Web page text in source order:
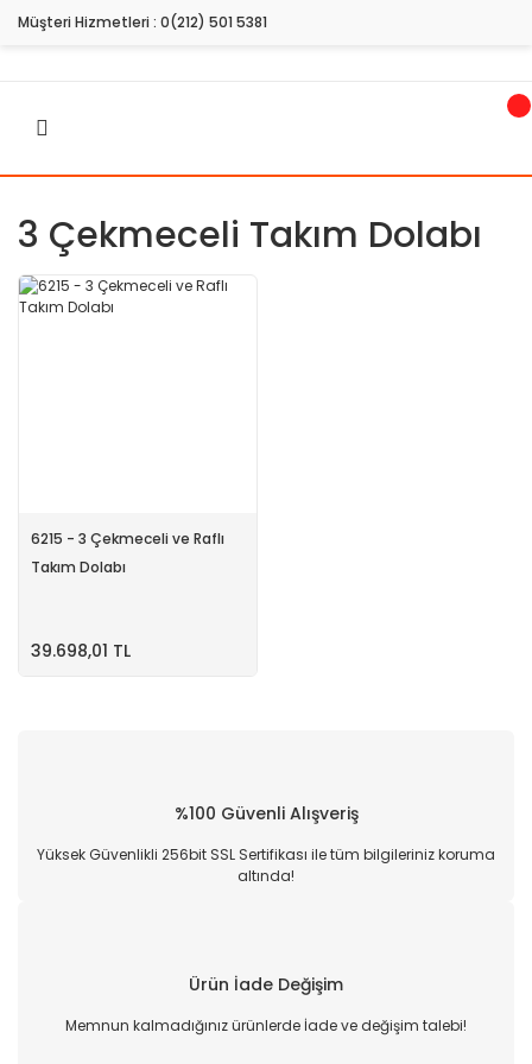
Müşteri Hizmetleri : 0(212) 501 5381
3 Çekmeceli Takım Dolabı
6215 - 3 Çekmeceli ve Raflı
Takım Dolabı
39.698,01 TL
%100 Güvenli Alışveriş
Yüksek Güvenlikli 256bit SSL Sertifikası ile tüm bilgileriniz koruma
altında!
Ürün İade Değişim
Memnun kalmadığınız ürünlerde İade ve değişim talebi!